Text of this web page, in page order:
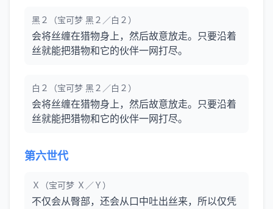
黑２（宝可梦 黑２／白２）
会将丝缠在猎物身上，然后故意放走。只要沿着
丝就能把猎物和它的伙伴一网打尽。
白２（宝可梦 黑２／白２）
会将丝缠在猎物身上，然后故意放走。只要沿着
丝就能把猎物和它的伙伴一网打尽。
第六世代
Ｘ（宝可梦 Ｘ／Ｙ）
不仅会从臀部，还会从口中吐出丝来，所以仅凭